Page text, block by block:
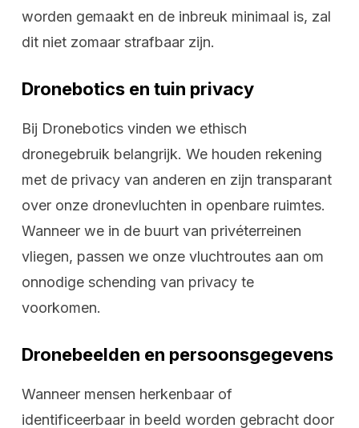
worden gemaakt en de inbreuk minimaal is, zal
dit niet zomaar strafbaar zijn.
Dronebotics en tuin privacy
Bij Dronebotics vinden we ethisch
dronegebruik belangrijk. We houden rekening
met de privacy van anderen en zijn transparant
over onze dronevluchten in openbare ruimtes.
Wanneer we in de buurt van privéterreinen
vliegen, passen we onze vluchtroutes aan om
onnodige schending van privacy te
voorkomen.
Dronebeelden en persoonsgegevens
Wanneer mensen herkenbaar of
identificeerbaar in beeld worden gebracht door